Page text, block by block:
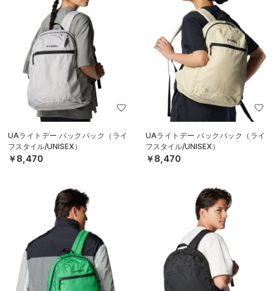
UAライトデー バックパック（ライ
フスタイル/UNISEX）
￥8,470
UAライトデー バックパック（ライ
フスタイル/UNISEX）
￥8,470